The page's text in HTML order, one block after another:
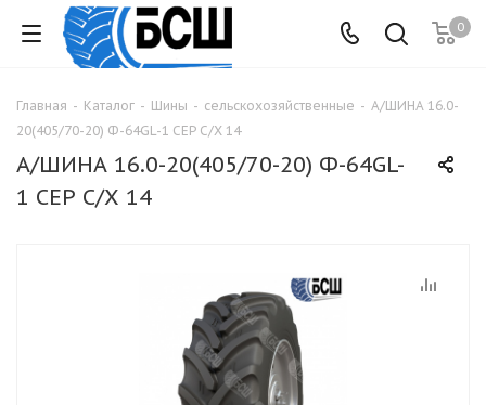
0
Главная - Каталог - Шины - сельскохозяйственные - А/ШИНА 16.0-
20(405/70-20) Ф-64GL-1 СЕР С/Х 14
А/ШИНА 16.0-20(405/70-20) Ф-64GL-
1 СЕР С/Х 14